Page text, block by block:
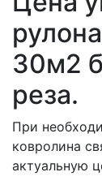
30м2
реза.
При
ковролина
актуальную